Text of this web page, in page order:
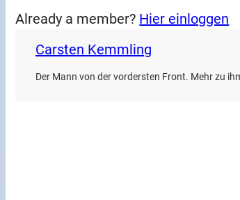
Already a member? Hier einloggen
Carsten Kemmling
Der Mann von der vordersten Front. Mehr zu